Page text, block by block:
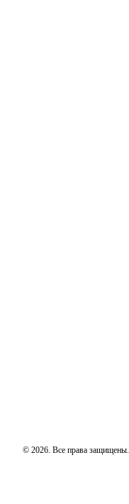
© 2026. Все права защищены.